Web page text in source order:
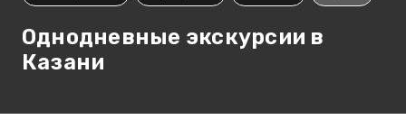
Однодневные экскурсии в
Казани